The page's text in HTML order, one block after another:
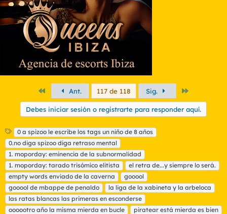
PrimeroAnt. 117 de 118 Sig.
Debes iniciar sesión o registrarte para responder aquí.
E
t
i
q
u
e
t
a
s
0 a spizoo le escribe los tags un niño de 8 años
0.no diga spizoo diga retraso mental
1. moporday: eminencia de la subnormalidad
1. moporday: tarado trisómico elitista
el retra de...y siempre lo será.
empty words enviado de la caverna
gooool
gooool de mbappe de penaldo
la liga de la xabineta y la arbeloca
las ratas blancas las primeras en esconderse
oooootro año la misma mierda en bucle
piratear está mierda es bien